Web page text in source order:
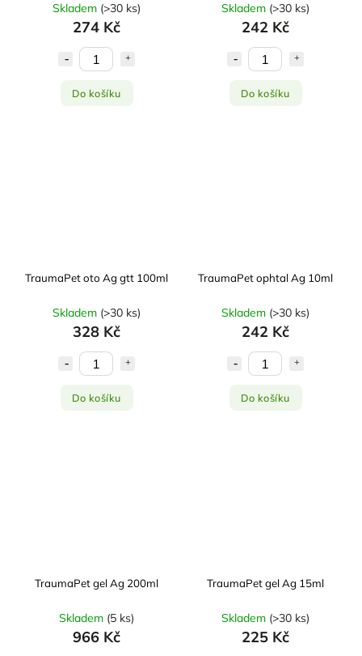
Skladem (>30 ks)
274 Kč
Do košíku
Skladem (>30 ks)
242 Kč
Do košíku
TraumaPet oto Ag gtt 100ml
Skladem (>30 ks)
328 Kč
Do košíku
TraumaPet ophtal Ag 10ml
Skladem (>30 ks)
242 Kč
Do košíku
TraumaPet gel Ag 200ml
Skladem (5 ks)
966 Kč
TraumaPet gel Ag 15ml
Skladem (>30 ks)
225 Kč